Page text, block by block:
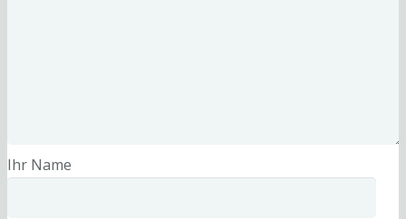
Ihr Name